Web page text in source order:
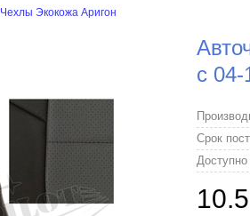
Чехлы Экокожа Аригон
с
Срок
Доступно